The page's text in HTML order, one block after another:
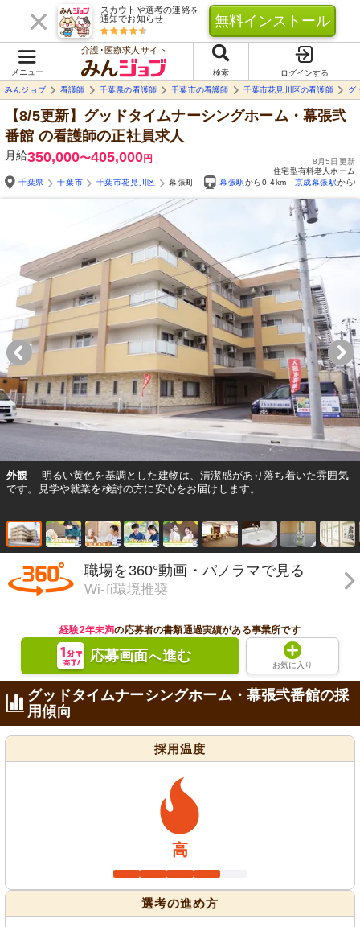
スカウトや選考の連絡を
通知でお知らせ
無料インストール
メニュー
介護･医療求人サイト
検索
ログインする
みんジョブ
看護師 千葉県の看護師 千葉市の看護師 千葉市花見川区の看護師 グ
【8/5更新】グッドタイムナーシングホーム・幕張弐
番館 の看護師の正社員求人
月給350,000〜405,000円
8月5日更新
住宅型有料老人ホーム
千葉県
千葉市 千葉市花見川区 幕張町 幕張駅から0.4km 京成幕張駅から
自
外観
明るい黄色を基調とした建物は、清潔感があり落ち着いた雰囲気
です。見学や就業を検討の方に安心をお届けします。
職場を360°動画・パノラマで見る
Wi-fi環境推奨
経験2年未満の応募者の書類通過実績がある事業所です
応募画面へ進む
お気に入り
グッドタイムナーシングホーム・幕張弐番館の採
用傾向
採用温度
高
選考の進め方